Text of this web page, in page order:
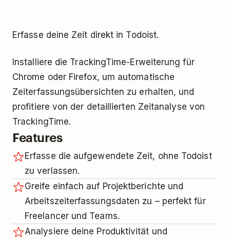
Erfasse deine Zeit direkt in Todoist.
Installiere die TrackingTime-Erweiterung für
Chrome oder Firefox, um automatische
Zeiterfassungsübersichten zu erhalten, und
profitiere von der detaillierten Zeitanalyse von
TrackingTime.
Features
Erfasse die aufgewendete Zeit, ohne Todoist
zu verlassen.
Greife einfach auf Projektberichte und
Arbeitszeiterfassungsdaten zu – perfekt für
Freelancer und Teams.
Analysiere deine Produktivität und